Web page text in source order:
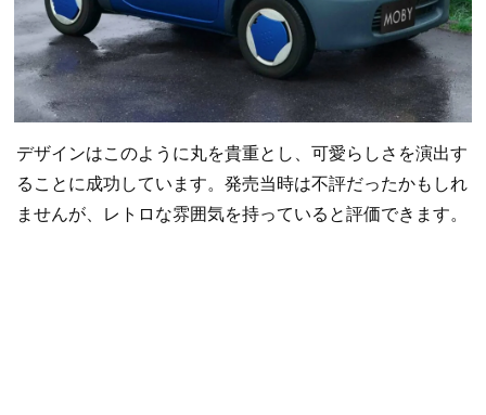
デザインはこのように丸を貴重とし、可愛らしさを演出す
ることに成功しています。発売当時は不評だったかもしれ
ませんが、レトロな雰囲気を持っていると評価できます。